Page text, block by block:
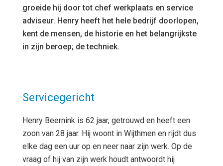
groeide hij door tot chef werkplaats en service
adviseur. Henry heeft het hele bedrijf doorlopen,
kent de mensen, de historie en het belangrijkste
in zijn beroep; de techniek.
Servicegericht
Henry Beernink is 62 jaar, getrouwd en heeft een
zoon van 28 jaar. Hij woont in Wijthmen en rijdt dus
elke dag een uur op en neer naar zijn werk. Op de
vraag of hij van zijn werk houdt antwoordt hij